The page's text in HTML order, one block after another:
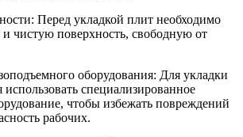
Перед укладкой плит необходимо
чистую поверхность, свободную от
оборудования: Для укладки
использовать специализированное
чтобы избежать повреждений
рабочих.